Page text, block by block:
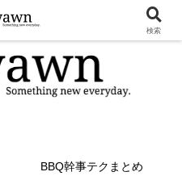
BBQ幹事テクまとめ
検索